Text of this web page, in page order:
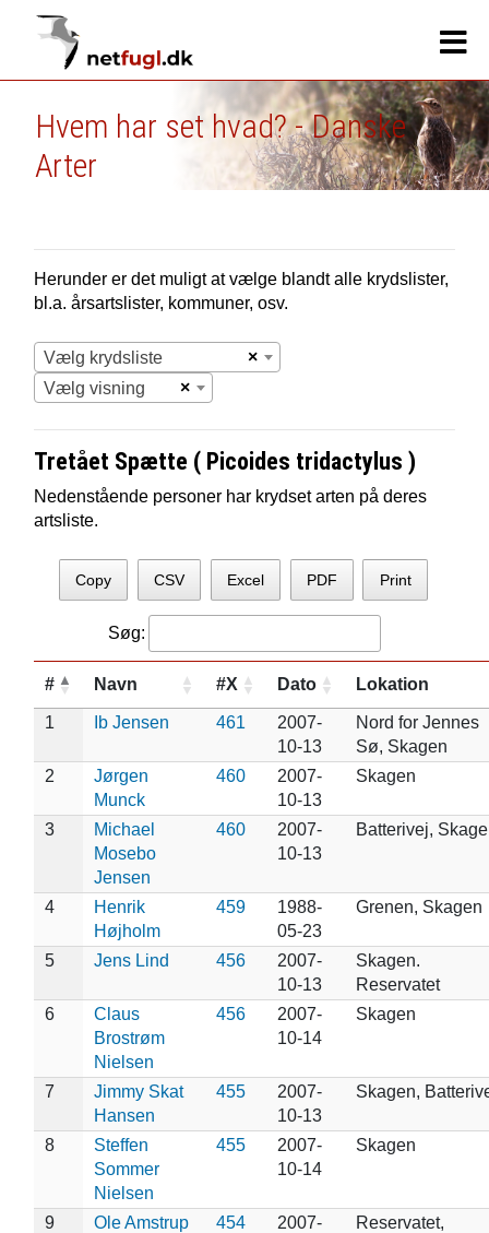
Hvem har set hvad? - Danske
Arter
Herunder er det muligt at vælge blandt alle krydslister,
bl.a. årsartslister, kommuner, osv.
×
Vælg krydsliste
×
Vælg visning
Tretået Spætte ( Picoides tridactylus )
Nedenstående personer har krydset arten på deres
artsliste.
Copy CSV Excel PDF Print
Søg:
# Navn #X Dato Lokation
1 Ib Jensen 461
2007-
10-13
Nord for Jennes
Sø, Skagen
2
Jørgen
Munck
460
2007-
10-13
Skagen
3
Michael
Mosebo
Jensen
460
2007-
10-13
Batterivej,
4
Henrik
Højholm
459
1988-
05-23
Grenen, Skagen
5 Jens Lind 456
2007-
10-13
Skagen.
Reservatet
6
Claus
Brostrøm
Nielsen
456
2007-
10-14
Skagen
7
Jimmy Skat
Hansen
455
2007-
10-13
Skagen,
8
Steffen
Sommer
Nielsen
455
2007-
10-14
Skagen
9 Ole Amstrup 454
2007-
Reservatet,